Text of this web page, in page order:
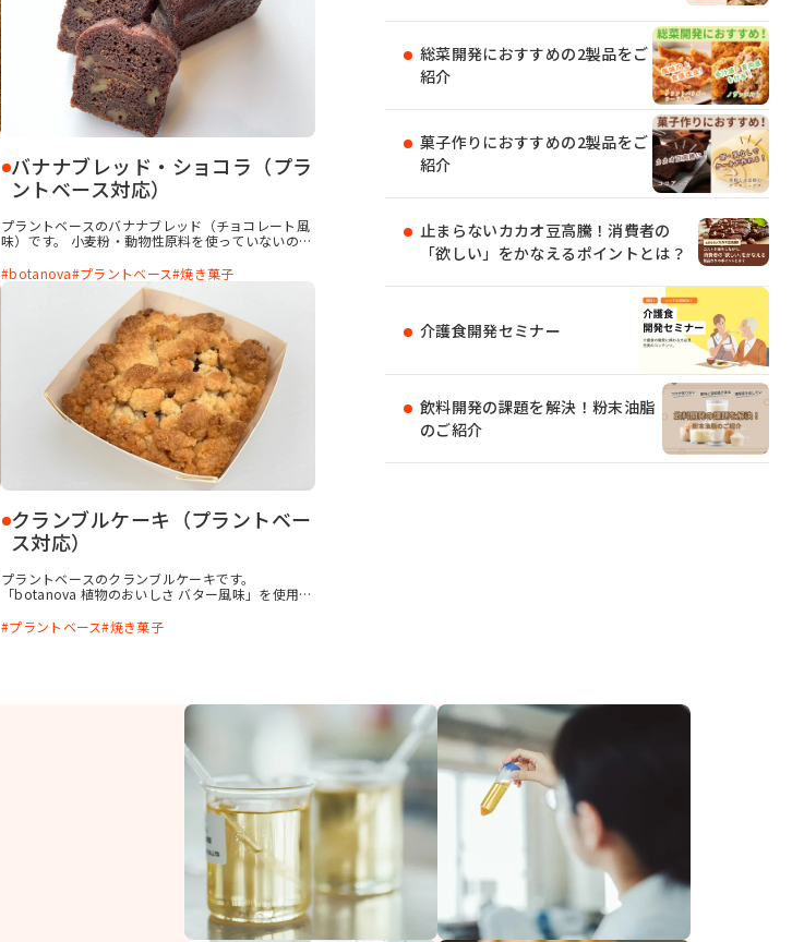
バナナブレッド・ショコラ（プラ
ントベース対応）
プラントベースのバナナブレッド（チョコレート風
味）です。 小麦粉・動物性原料を使っていないのに
ター風味」を使って濃厚でコクのあるケーキに仕上
げました。健康に気をつかう方でも罪悪感なくおい
しく食べられるギルトフリースイーツです。
botanova プラントベース 焼き菓子
クランブルケーキ（プラントベー
ス対応）
プラントベースのクランブルケーキです。
「botanova 植物のおいしさ バター風味」を使用し
た。上のクランブルはサクサク、中はしっとりで、
食感も楽しめる焼き菓子です。 生地を冷凍保管でき
プラントベース 焼き菓子
総菜開発におすすめの2製品をご
紹介
菓子作りにおすすめの2製品をご
紹介
止まらないカカオ豆高騰！消費者の
「欲しい」をかなえるポイントとは？
介護食開発セミナー
飲料開発の課題を解決！粉末油脂
のご紹介